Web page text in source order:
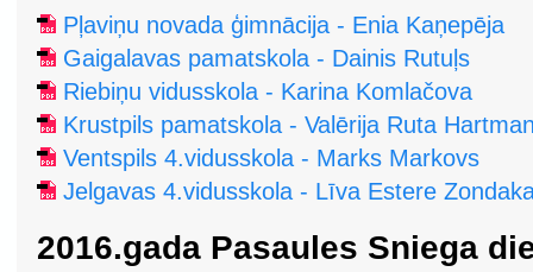
Pļaviņu novada ģimnācija - Enia Kaņepēja
Gaigalavas pamatskola - Dainis Rutuļs
Riebiņu vidusskola - Karina Komlačova
Krustpils pamatskola - Valērija Ruta
Ventspils 4.vidusskola - Marks Markovs
Jelgavas 4.vidusskola - Līva Estere
2016.gada Pasaules Sniega